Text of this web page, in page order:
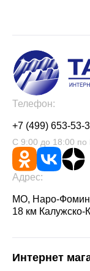
Телефон:
+7 (499) 653-53-
С 9:00 до 18:00 по
Адрес:
МО, Наро-
18 км Калужско-
Интернет